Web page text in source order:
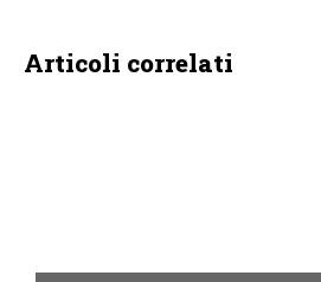
Articoli correlati